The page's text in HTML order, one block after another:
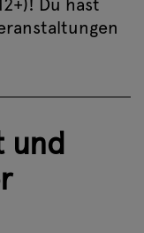
Du hast
und